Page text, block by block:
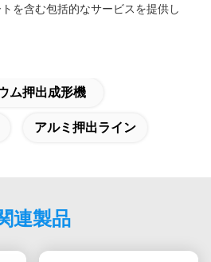
を含む包括的なサービスを提供し
ム押出成形機
アルミ押出ライン
連製品